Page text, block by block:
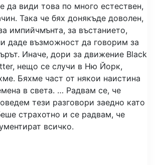
да види това по много естествен,
Така че бях донякъде доволен,
импийчмънта, за въстанието,
даде възможност да говорим за
Иначе, дори за движение Black
нещо се случи в Ню Йорк,
Бяхме част от някои наистина
в света. … Радвам се, че
тези разговори заедно като
страхотно и се радвам, че
всичко.